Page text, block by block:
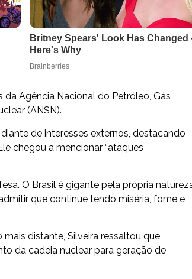
Agência Nacional do Petróleo, Gás
(ANSN).
de interesses externos, destacando
chegou a mencionar “ataques
O Brasil é gigante pela própria
que continue tendo miséria, fome e
distante, Silveira ressaltou que,
da cadeia nuclear para geração de